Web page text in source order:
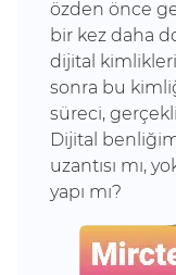
özden önce
bir kez daha
dijital
sonra bu
süreci,
Dijital
uzantısı mı,
yapı mı?